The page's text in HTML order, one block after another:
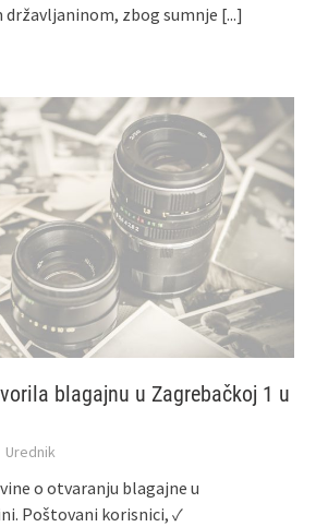
zbog sumnje [...]
blagajnu u Zagrebačkoj 1 u
Urednik
o otvaranju blagajne u
Poštovani korisnici, ✓